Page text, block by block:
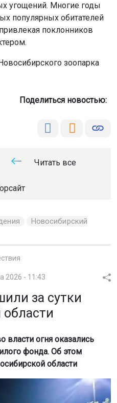
угощений. Многие годы
популярных обитателей
поклонников
зоопарка
Поделиться новостью:
Читать все
Новосибирский
2026 - 11:43
за сутки
власти огня оказались
фонда. Об этом
области